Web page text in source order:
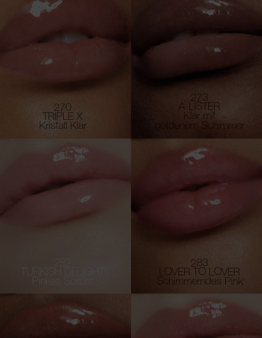
270
TRIPLE X
Kristall Klar
273
A-LISTER
Klar mit
goldenem Schimmer
TURKISH DELIGHT
Pinkes Sorbet
283
LOVER TO LOVER
Schimmerndes Pink